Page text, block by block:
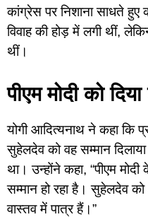
कांग्रेस पर निशाना साधते हुए
विवाह की होड़ में लगी थीं,
थीं।
पीएम मोदी को
योगी आदित्यनाथ ने कहा कि
सुहेलदेव को वह सम्मान
था। उन्होंने कहा, “पीएम
सम्मान हो रहा है। सुहेलदेव
वास्तव में पात्र हैं।”